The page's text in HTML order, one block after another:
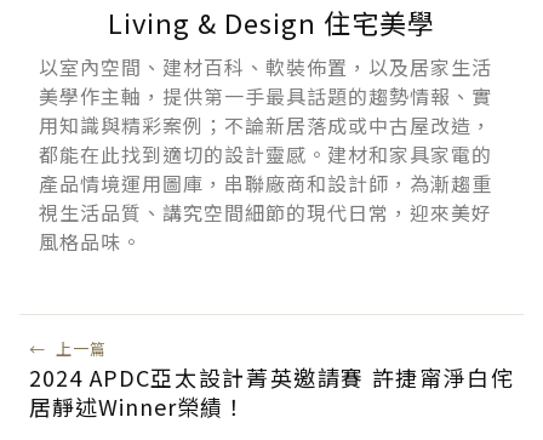
Living & Design 住宅美學
以室內空間、建材百科、軟裝佈置，以及居家生活
美學作主軸，提供第一手最具話題的趨勢情報、實
用知識與精彩案例；不論新居落成或中古屋改造，
都能在此找到適切的設計靈感。建材和家具家電的
產品情境運用圖庫，串聯廠商和設計師，為漸趨重
視生活品質、講究空間細節的現代日常，迎來美好
風格品味。
← 上一篇
2024 APDC亞太設計菁英邀請賽 許捷甯淨白侘
居靜述Winner榮績！